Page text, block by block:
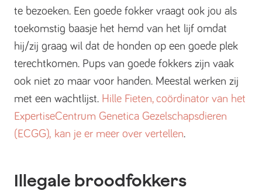
te bezoeken. Een goede fokker vraagt ook jou als
toekomstig baasje het hemd van het lijf omdat
hij/zij graag wil dat de honden op een goede plek
terechtkomen. Pups van goede fokkers zijn vaak
ook niet zo maar voor handen. Meestal werken zij
met een wachtlijst. Hille Fieten, coördinator van het
ExpertiseCentrum Genetica Gezelschapsdieren
(ECGG), kan je er meer over vertellen.
Illegale broodfokkers